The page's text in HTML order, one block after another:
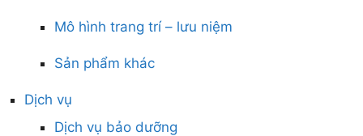
Mô hình trang trí – lưu niệm
Sản phẩm khác
Dịch vụ
Dịch vụ bảo dưỡng